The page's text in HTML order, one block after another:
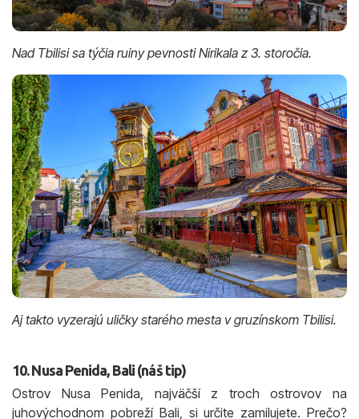
Nad Tbilisi sa týčia ruiny pevnosti Nirikala z 3. storočia.
Aj takto vyzerajú uličky starého mesta v gruzínskom Tbilisi.
10. Nusa Penida, Bali (náš tip)
Ostrov Nusa Penida, najväčší z troch ostrovov na
juhovýchodnom pobreží Bali, si určite zamilujete. Prečo?